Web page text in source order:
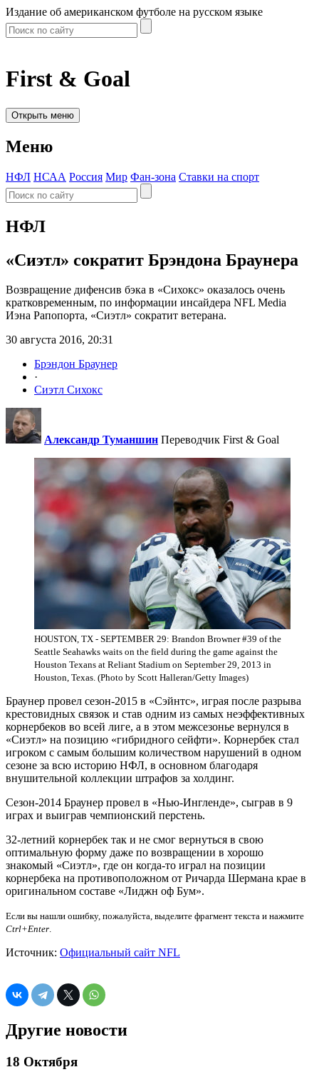
Издание об американском футболе на русском языке
First & Goal
Открыть меню
Меню
НФЛ НСАА Россия Мир Фан-зона Ставки на спорт
НФЛ
«Сиэтл» сократит Брэндона Браунера
Возвращение дифенсив бэка в «Сихокс» оказалось очень
кратковременным, по информации инсайдера NFL Media
Иэна Рапопорта, «Сиэтл» сократит ветерана.
30 августа 2016, 20:31
Брэндон Браунер
·
Сиэтл Сихокс
Александр Туманшин Переводчик First & Goal
HOUSTON, TX - SEPTEMBER 29: Brandon Browner #39 of the
Seattle Seahawks waits on the field during the game against the
Houston Texans at Reliant Stadium on September 29, 2013 in
Houston, Texas. (Photo by Scott Halleran/Getty Images)
Браунер провел сезон-2015 в «Сэйнтс», играя после разрыва
крестовидных связок и став одним из самых неэффективных
корнербеков во всей лиге, а в этом межсезонье вернулся в
«Сиэтл» на позицию «гибридного сейфти». Корнербек стал
игроком с самым большим количеством нарушений в одном
сезоне за всю историю НФЛ, в основном благодаря
внушительной коллекции штрафов за холдинг.
Сезон-2014 Браунер провел в «Нью-Ингленде», сыграв в 9
играх и выиграв чемпионский перстень.
32-летний корнербек так и не смог вернуться в свою
оптимальную форму даже по возвращении в хорошо
знакомый «Сиэтл», где он когда-то играл на позиции
корнербека на противоположном от Ричарда Шермана крае в
оригинальном составе «Лиджн оф Бум».
Если вы нашли ошибку, пожалуйста, выделите фрагмент текста и нажмите
Ctrl+Enter.
Источник: Официальный сайт NFL
Другие новости
18 Октября